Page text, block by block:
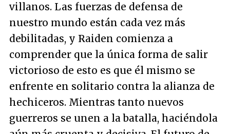
villanos. Las fuerzas de defensa de
nuestro mundo están cada vez más
debilitadas, y Raiden comienza a
comprender que la única forma de salir
victorioso de esto es que él mismo se
enfrente en solitario contra la alianza de
hechiceros. Mientras tanto nuevos
guerreros se unen a la batalla, haciéndola